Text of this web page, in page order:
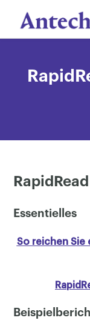
content
Essentielles
So reichen Sie